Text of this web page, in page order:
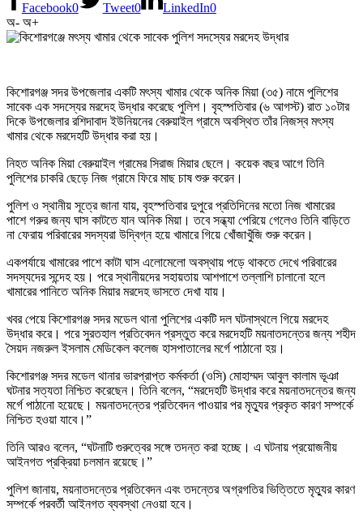
Facebook0 Tweet0 LinkedIn0
অ- অ+
কিশোরগঞ্জ সদর উপজেলার একটি মৎস্য খামার থেকে অনিক মিয়া (৩৫) নামে পুলিশের
সাবেক এক সদস্যের মরদেহ উদ্ধার করেছে পুলিশ। বৃহস্পতিবার (৬ আগস্ট) রাত ১০টার
দিকে উপজেলার রশিদাবাদ ইউনিয়নের বেরুয়াইল গ্রামে অবস্থিত তাঁর নিজস্ব মৎস্য
খামার থেকে মরদেহটি উদ্ধার করা হয়।
নিহত অনিক মিয়া বেরুয়াইল গ্রামের সিরাজ মিয়ার ছেলে। কয়েক বছর আগে তিনি
পুলিশের চাকরি ছেড়ে নিজ গ্রামে ফিরে মাছ চাষ শুরু করেন।
পুলিশ ও স্থানীয় সূত্রে জানা যায়, বৃহস্পতিবার দুপুরে প্রতিদিনের মতো নিজ খামারের
পাশে গরুর জন্য ঘাস কাটতে যান অনিক মিয়া। তবে সন্ধ্যা পেরিয়ে গেলেও তিনি বাড়িতে
না ফেরায় পরিবারের সদস্যরা উদ্বিগ্ন হয়ে খামারে গিয়ে খোঁজাখুঁজি শুরু করেন।
একপর্যায়ে খামারের পাশে কাটা ঘাস এলোমেলো অবস্থায় পড়ে থাকতে দেখে পরিবারের
সদস্যদের সন্দেহ হয়। পরে স্থানীয়দের সহায়তায় আশপাশে তল্লাশি চালানো হলে
খামারের পানিতে অনিক মিয়ার মরদেহ ভাসতে দেখা যায়।
খবর পেয়ে কিশোরগঞ্জ সদর মডেল থানা পুলিশের একটি দল ঘটনাস্থলে গিয়ে মরদেহ
উদ্ধার করে। পরে সুরতহাল প্রতিবেদন প্রস্তুত করে মরদেহটি ময়নাতদন্তের জন্য শহীদ
সৈয়দ নজরুল ইসলাম মেডিকেল কলেজ হাসপাতালের মর্গে পাঠানো হয়।
কিশোরগঞ্জ সদর মডেল থানার ভারপ্রাপ্ত কর্মকর্তা (ওসি) মোহাম্মদ আবুল কালাম ভূঞা
ঘটনার সত্যতা নিশ্চিত করেছেন। তিনি বলেন, “মরদেহটি উদ্ধার করে ময়নাতদন্তের জন্য
মর্গে পাঠানো হয়েছে। ময়নাতদন্তের প্রতিবেদন পাওয়ার পর মৃত্যুর প্রকৃত কারণ সম্পর্কে
নিশ্চিত হওয়া যাবে।”
তিনি আরও বলেন, “ঘটনাটি গুরুত্বের সঙ্গে তদন্ত করা হচ্ছে। এ ঘটনায় প্রয়োজনীয়
আইনগত প্রক্রিয়া চলমান রয়েছে।”
পুলিশ জানায়, ময়নাতদন্তের প্রতিবেদন এবং তদন্তের অগ্রগতির ভিত্তিতে মৃত্যুর কারণ
সম্পর্কে পরবর্তী আইনগত ব্যবস্থা নেওয়া হবে।